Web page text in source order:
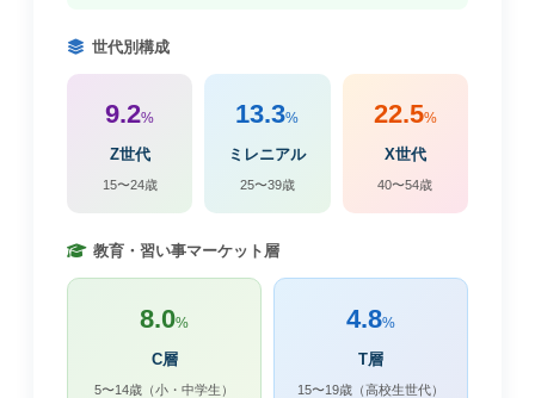
世代別構成
9.2%
Z世代
15〜24歳
13.3%
ミレニアル
25〜39歳
22.5%
X世代
40〜54歳
教育・習い事マーケット層
8.0%
C層
5〜14歳（小・中学生）
4.8%
T層
15〜19歳（高校生世代）